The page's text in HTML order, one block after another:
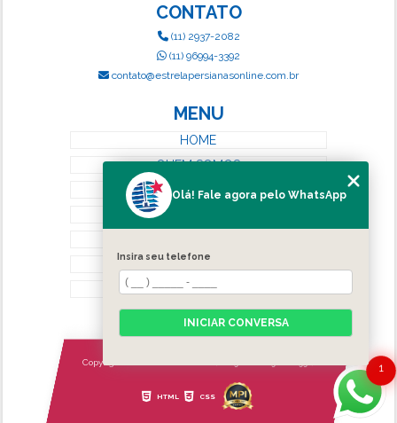
CONTATO
(11) 2937-2082
(11) 96994-3392
contato@estrelapersianasonline.com.br
MENU
HOME
QUEM SOMOS
SERVIÇOS
CATEGORIAS
MAPA DO SITE
Copyright © Estrela Persianas. (Lei 9610 de 19/02/1998)
HTML CSS
1
Olá! Fale agora pelo WhatsApp
Insira seu telefone
INICIAR CONVERSA